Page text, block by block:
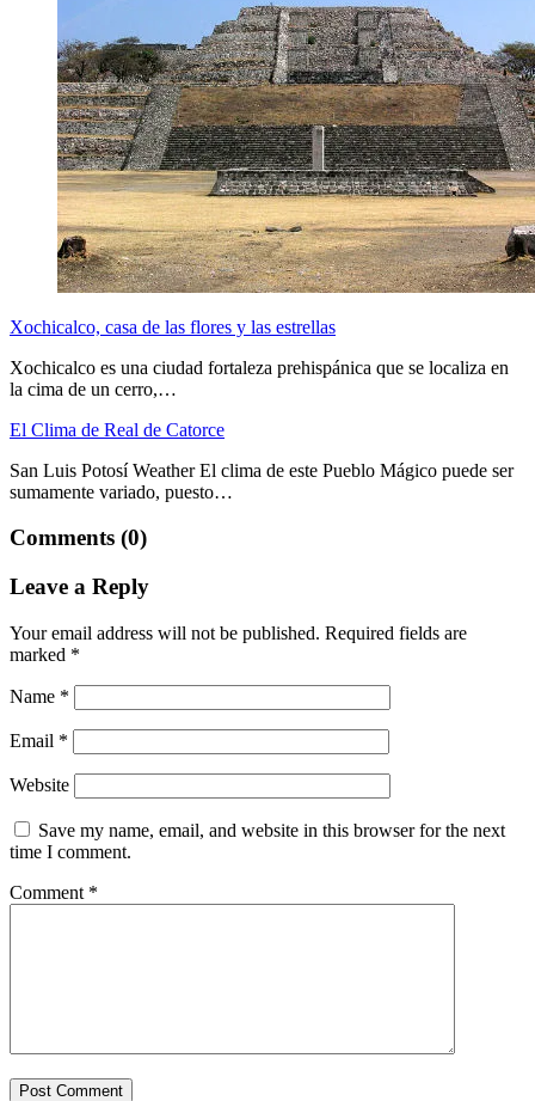
Xochicalco, casa de las flores y las estrellas
Xochicalco es una ciudad fortaleza prehispánica que se localiza en
la cima de un cerro,…
El Clima de Real de Catorce
San Luis Potosí Weather El clima de este Pueblo Mágico puede ser
sumamente variado, puesto…
Comments (0)
Leave a Reply
Your email address will not be published. Required fields are
marked *
Name *
Email *
Website
Save my name, email, and website in this browser for the next
time I comment.
Comment *